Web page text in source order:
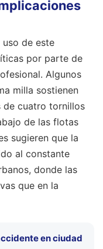
de este
por parte de
Algunos
milla sostienen
de cuatro tornillos
de las flotas
sugieren que la
al constante
donde las
que en la
en ciudad